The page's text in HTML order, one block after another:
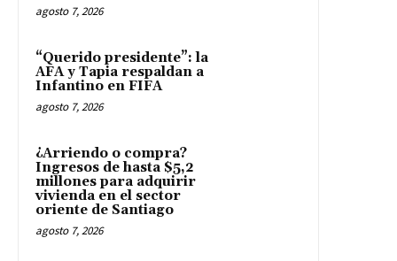
agosto 7, 2026
“Querido presidente”: la
AFA y Tapia respaldan a
Infantino en FIFA
agosto 7, 2026
¿Arriendo o compra?
Ingresos de hasta $5,2
millones para adquirir
vivienda en el sector
oriente de Santiago
agosto 7, 2026